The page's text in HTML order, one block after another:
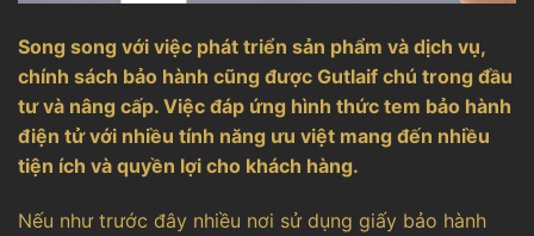
Song song với việc phát triển sản phẩm và dịch vụ,
chính sách bảo hành cũng được Gutlaif chú trong đầu
tư và nâng cấp. Việc đáp ứng hình thức tem bảo hành
điện tử với nhiều tính năng ưu việt mang đến nhiều
tiện ích và quyền lợi cho khách hàng.
Nếu như trước đây nhiều nơi sử dụng giấy bảo hành